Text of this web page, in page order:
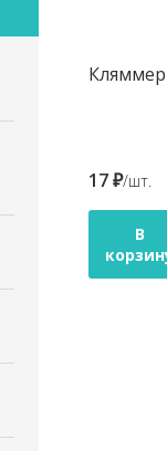
17 ₽/шт.
В